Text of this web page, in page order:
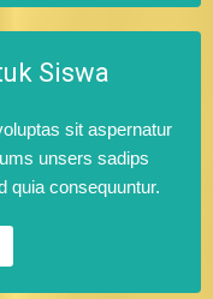
Siswa
sit aspernatur
unsers sadips
quia consequuntur.